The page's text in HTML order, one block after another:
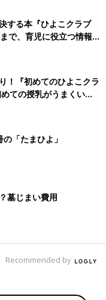
する本『ひよこクラブ
で、育児に役立つ情報が
！『初めてのひよこクラ
ての授乳がうまくい
と夏のトラブル 解決テ
「たまひよ」
墓じまい費用
Recommended by